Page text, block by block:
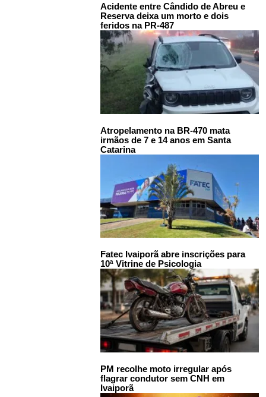
Acidente entre Cândido de Abreu e
Reserva deixa um morto e dois
feridos na PR-487
Atropelamento na BR-470 mata
irmãos de 7 e 14 anos em Santa
Catarina
Fatec Ivaiporã abre inscrições para
10ª Vitrine de Psicologia
PM recolhe moto irregular após
flagrar condutor sem CNH em
Ivaiporã